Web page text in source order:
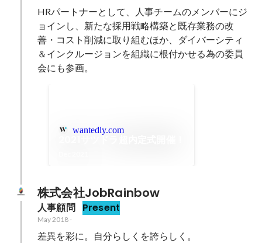
HRパートナーとして、人事チームのメンバーにジ
ョインし、新たな採用戦略構築と既存業務の改
善・コスト削減に取り組むほか、ダイバーシティ
＆インクルージョンを組織に根付かせる為の委員
会にも参画。
wantedly.com
株式会社JobRainbow
人事顧問 Present
May 2018-
差異を彩に。自分らしくを誇らしく。